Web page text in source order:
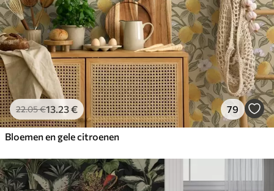
22.05€13.23€ 79
Bloemen en gele citroenen